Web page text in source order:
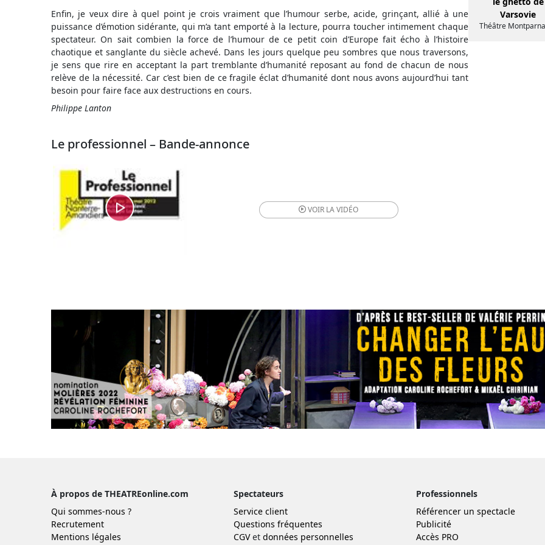
Enfin, je veux dire à quel point je crois vraiment que l’humour serbe, acide, grinçant, allié à une
puissance d’émotion sidérante, qui m’a tant emporté à la lecture, pourra toucher intimement chaque
spectateur. On sait combien la force de l’humour de ce petit coin d’Europe fait écho à l’histoire
chaotique et sanglante du siècle achevé. Dans les jours quelque peu sombres que nous traversons,
je sens que rire en acceptant la part tremblante d’humanité reposant au fond de chacun de nous
relève de la nécessité. Car c’est bien de ce fragile éclat d’humanité dont nous avons aujourd’hui tant
besoin pour faire face aux destructions en cours.
Philippe Lanton
Le professionnel – Bande-annonce
VOIR LAVIDÉO
Varsovie
Théâtre
À propos de THEATREonline.com
Qui sommes-nous ?
Recrutement
Mentions légales
Spectateurs
Service client
Questions fréquentes
CGVet données personnelles
Professionnels
Référencer un spectacle
Publicité
Accès PRO